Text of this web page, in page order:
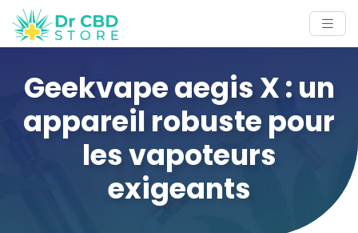
Geekvape aegis X : un
appareil robuste pour
les vapoteurs
exigeants